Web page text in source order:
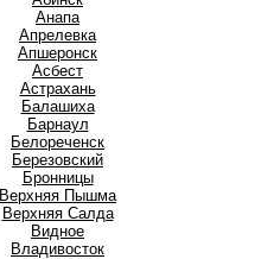
Анапа
Апрелевка
Апшеронск
Асбест
Астрахань
Балашиха
Барнаул
Белореченск
Березовский
Бронницы
Верхняя Пышма
Верхняя Салда
Видное
Владивосток